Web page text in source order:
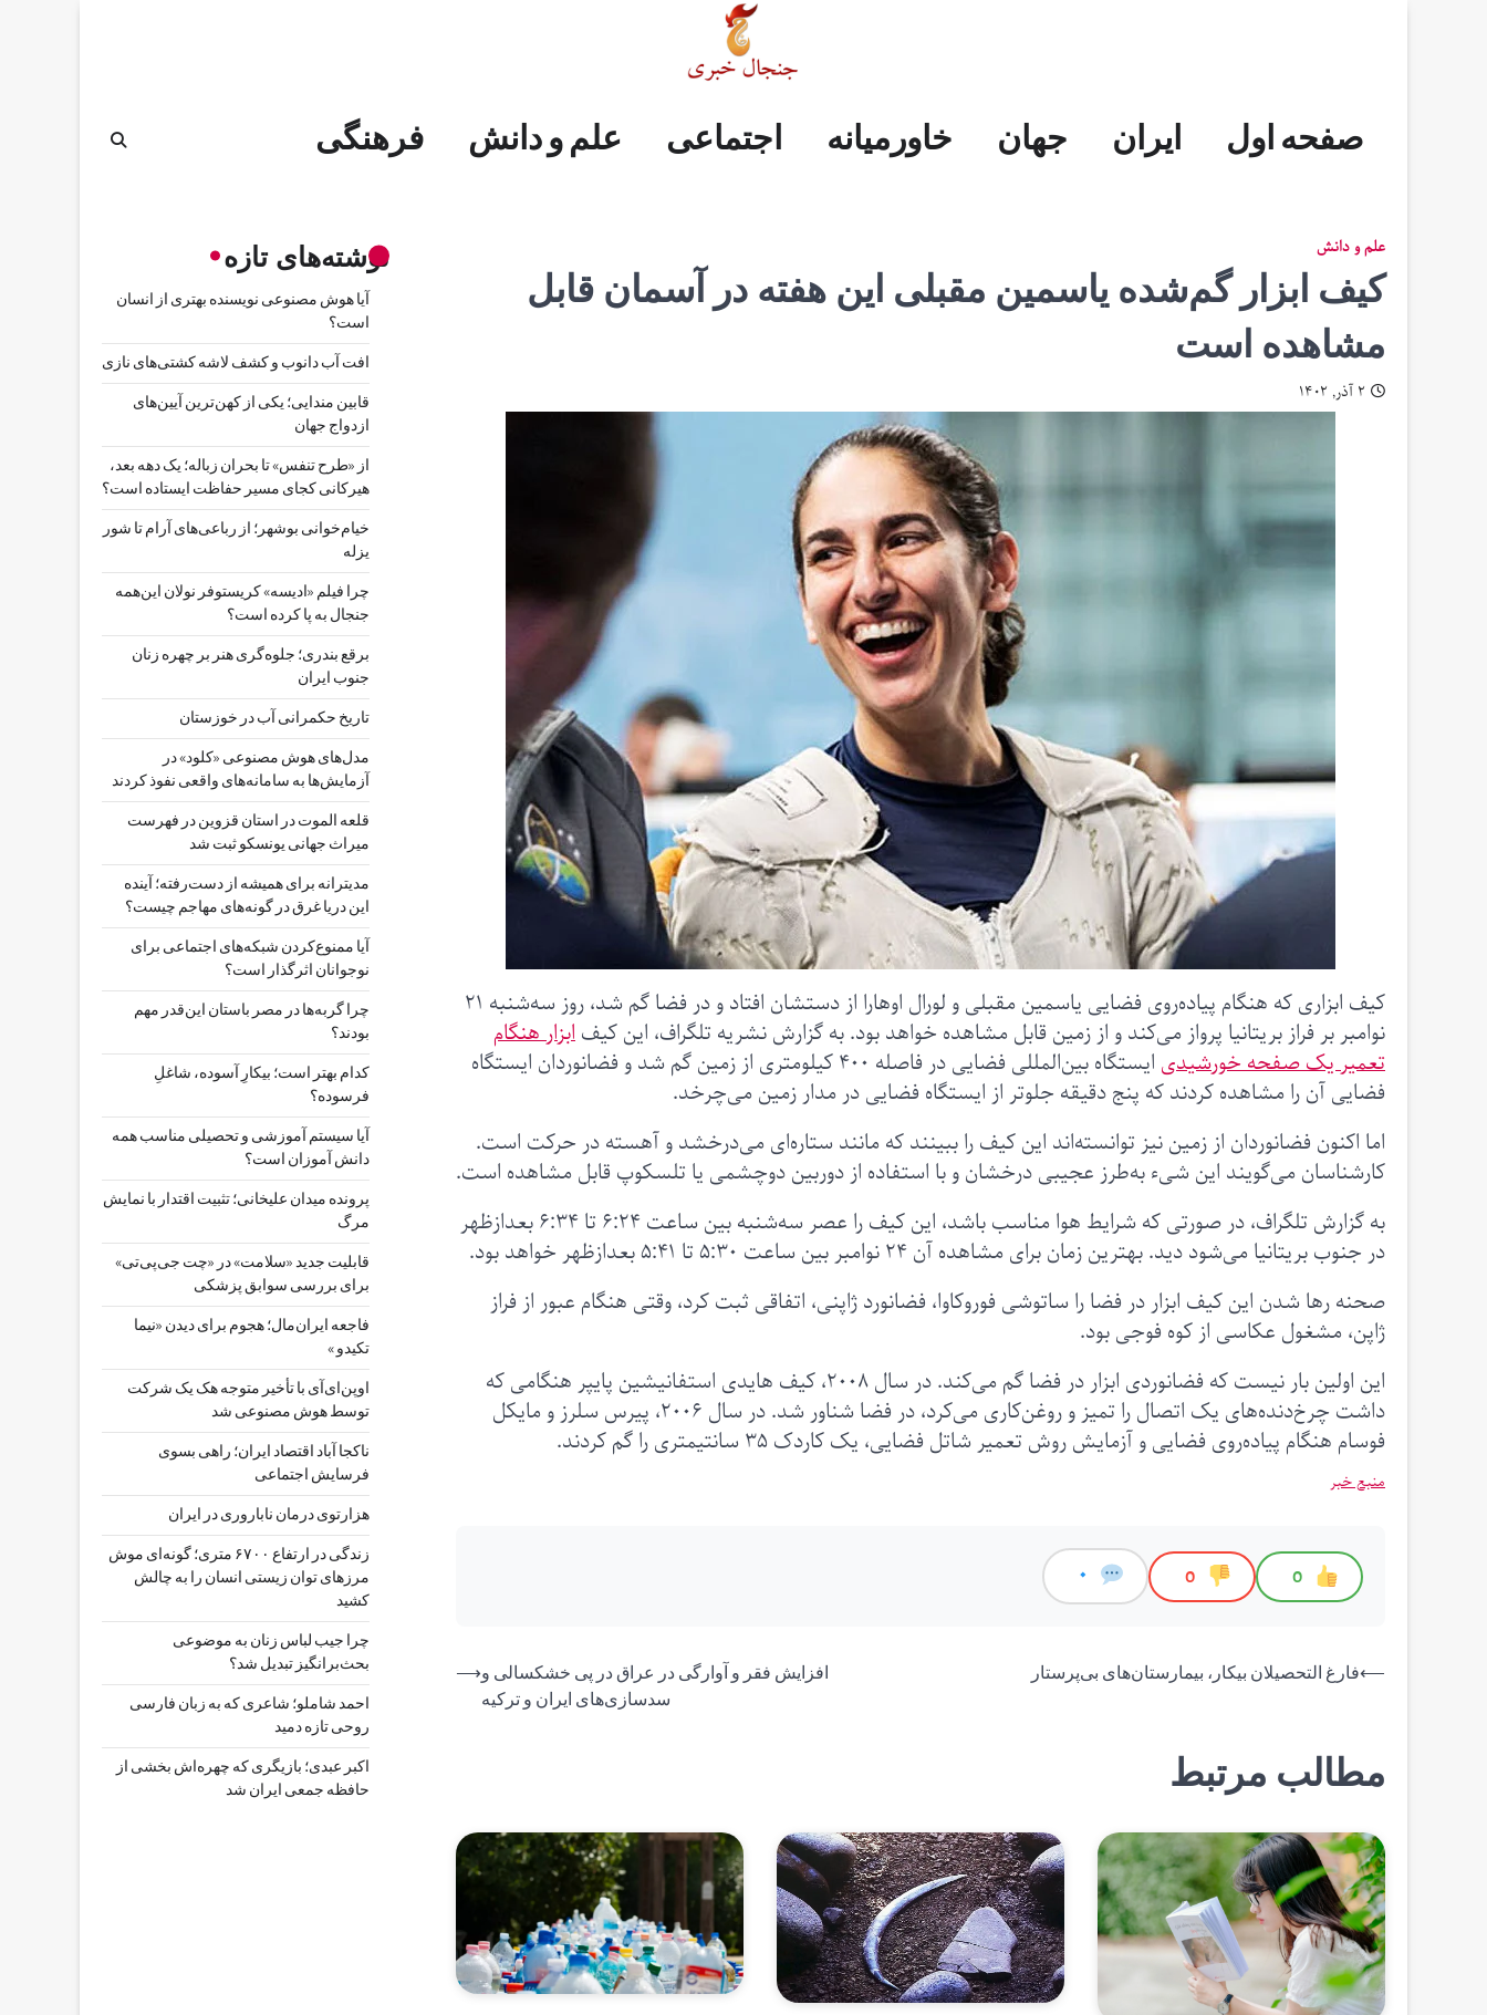
صفحه
ایران
جهان
خاورمیانه
اجتماعی
علم
فرهنگی
صفحه اول ایران جهان خاورمیانه اجتماعی علم و دانش فرهنگی
علم و دانش
کیف ابزار گم‌شده یاسمین مقبلی این هفته در آسمان قابل
مشاهده است
۲ آذر, ۱۴۰۲
کیف ابزاری که هنگام پیاده‌روی فضایی یاسمین مقبلی و لورال اوهارا از دستشان افتاد و در فضا گم شد، روز سه‌شنبه ۲۱
نوامبر بر فراز بریتانیا پرواز می‌کند و از زمین قابل مشاهده خواهد بود. به گزارش نشریه تلگراف، این کیفابزار هنگام
تعمیر یک صفحه خورشیدی
ایستگاه بین‌المللی فضایی در فاصله ۴۰۰ کیلومتری از زمین گم شد و فضانوردان ایستگاه
فضایی آن را مشاهده کردند که پنج دقیقه جلوتر از ایستگاه فضایی در مدار زمین می‌چرخد.
اما اکنون فضانوردان از زمین نیز توانسته‌اند این کیف را ببینند که مانند ستاره‌ای می‌درخشد و آهسته در حرکت است.
کارشناسان می‌گویند این شیء به‌طرز عجیبی درخشان و با استفاده از دوربین دوچشمی یا تلسکوپ قابل مشاهده است.
به گزارش تلگراف، در صورتی که شرایط هوا مناسب باشد، این کیف را عصر سه‌شنبه بین ساعت ۶:۲۴ تا ۶:۳۴ بعدازظهر
در جنوب بریتانیا می‌شود دید. بهترین زمان برای مشاهده آن ۲۴ نوامبر بین ساعت ۵:۳۰ تا ۵:۴۱ بعدازظهر خواهد بود.
صحنه رها شدن این کیف ابزار در فضا را ساتوشی فوروکاوا، فضانورد ژاپنی، اتفاقی ثبت کرد، وقتی هنگام عبور از فراز
ژاپن، مشغول عکاسی از کوه فوجی بود.
این اولین بار نیست که فضانوردی ابزار در فضا گم می‌کند. در سال ۲۰۰۸، کیف هایدی استفانیشین پایپر هنگامی که
داشت چرخ‌دنده‌های یک اتصال را تمیز و روغن‌کاری می‌کرد، در فضا شناور شد. در سال ۲۰۰۶، پیرس سلرز و مایکل
فوسام هنگام پیاده‌روی فضایی و آزمایش روش تعمیر شاتل فضایی، یک کاردک ۳۵ سانتیمتری را گم کردند.
منبع خبر
0
0
0
راهبری
⟵فارغ التحصیلان بیکار، بیمارستان‌های بی‌پرستار
افزایش فقر و آوارگی در عراق در پی خشکسالی و
سدسازی‌های ایران و ترکیه
⟶
مطالب مرتبط
نوشته‌های تازه
آیا هوش مصنوعی نویسنده بهتری از انسان
است؟
افت آب دانوب و کشف لاشه کشتی‌های نازی
قابین مندایی؛ یکی از کهن‌ترین آیین‌های
ازدواج جهان
از «طرح تنفس» تا بحران زباله؛ یک دهه بعد،
هیرکانی کجای مسیر حفاظت ایستاده است؟
خیام‌خوانی بوشهر؛ از رباعی‌های آرام تا شور
یزله
چرا فیلم «ادیسه» کریستوفر نولان این‌همه
جنجال به پا کرده است؟
برقع بندری؛ جلوه‌گری هنر بر چهره زنان
جنوب ایران
تاریخ حکمرانی آب در خوزستان
مدل‌های هوش مصنوعی «کلود» در
آزمایش‌ها به سامانه‌های واقعی نفوذ کردند
قلعه الموت در استان قزوین در فهرست
میراث جهانی یونسکو ثبت شد
مدیترانه برای همیشه از دست‌رفته؛ آینده
این دریا غرق در گونه‌های مهاجم چیست؟
آیا ممنوع‌کردن شبکه‌های اجتماعی برای
نوجوانان اثرگذار است؟
چرا گربه‌ها در مصر باستان این‌قدر مهم
بودند؟
کدام بهتر است؛ بیکارِ آسوده، شاغلِ
فرسوده؟
آیا سیستم آموزشی و تحصیلی مناسب همه
دانش آموزان است؟
پرونده میدان علیخانی؛ تثبیت اقتدار با نمایش
مرگ
قابلیت جدید «سلامت» در «چت ‌جی‌پی‌تی»
برای بررسی سوابق پزشکی
فاجعه ایران‌مال؛ هجوم برای دیدن «نیما
تکیدو »
اوپن‌ای‌آی با تأخیر متوجه هک یک شرکت
توسط هوش مصنوعی شد
ناکجا آباد اقتصاد ایران؛ راهی بسوی
فرسایش اجتماعی
هزارتوی درمان ناباروری در ایران
زندگی در ارتفاع ۶۷۰۰ متری؛ گونه‌ای موش
مرزهای توان زیستی انسان را به چالش
کشید
چرا جیب‌ لباس زنان به موضوعی
بحث‌برانگیز تبدیل شد؟
احمد شاملو؛ شاعری که به زبان فارسی
روحی تازه دمید
اکبر عبدی؛ بازیگری که چهره‌اش بخشی از
حافظه جمعی ایران شد